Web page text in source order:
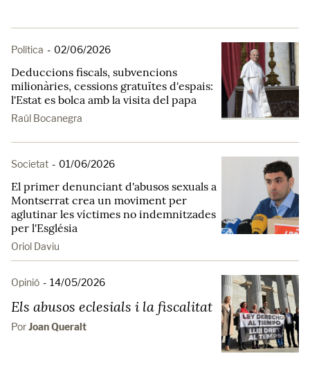
Política - 02/06/2026
Deduccions fiscals, subvencions
milionàries, cessions gratuïtes d'espais:
l'Estat es bolca amb la visita del papa
Raúl Bocanegra
Societat - 01/06/2026
El primer denunciant d'abusos sexuals a
Montserrat crea un moviment per
aglutinar les víctimes no indemnitzades
per l'Església
Oriol Daviu
Opinió - 14/05/2026
Els abusos eclesials i la fiscalitat
PorJoan Queralt